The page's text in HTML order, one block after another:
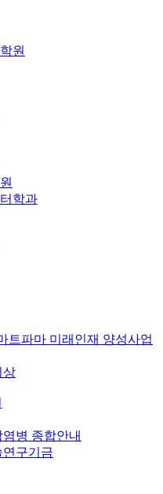
원
학과
트파마 미래인재 양성사업
상
병 종합안내
구기금